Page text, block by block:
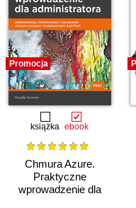
Promocja
książka ebook
Chmura Azure.
Praktyczne
wprowadzenie dla